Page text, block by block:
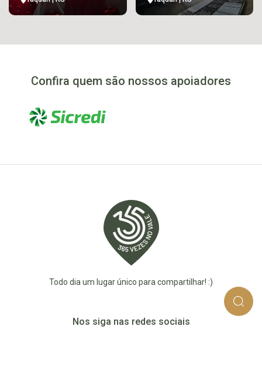
Confira quem são nossos apoiadores
Todo dia um lugar único para compartilhar! :)
Nos siga nas redes sociais